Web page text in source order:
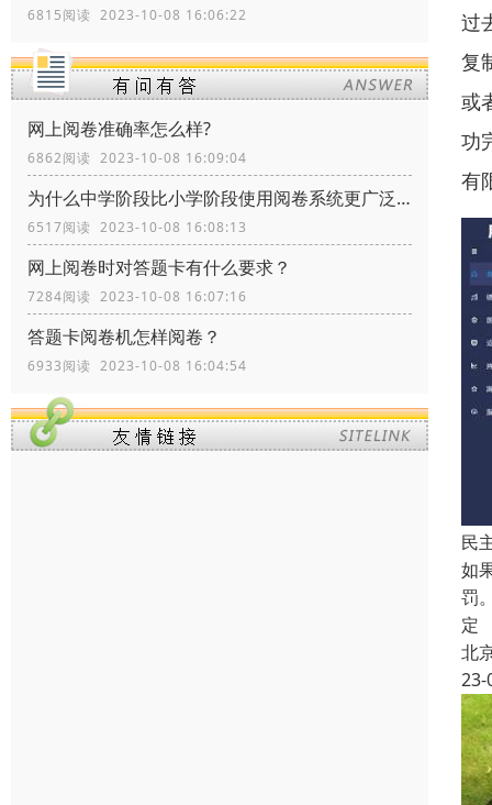
6815阅读 2023-10-08 16:06:22
网上阅卷准确率怎么样?
6862阅读 2023-10-08 16:09:04
为什么中学阶段比小学阶段使用阅卷系统更广泛？
6517阅读 2023-10-08 16:08:13
网上阅卷时对答题卡有什么要求？
7284阅读 2023-10-08 16:07:16
答题卡阅卷机怎样阅卷？
6933阅读 2023-10-08 16:04:54
过
复
或
功
有
民
如
罚
定
北
23-